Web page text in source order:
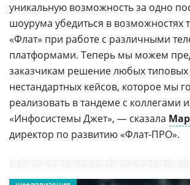
уникальную возможность за одно
шоурума убедиться в возможностях
«Флат» при работе с различными
платформами. Теперь мы можем
заказчикам решение любых типовых
нестандартных кейсов, которое мы
реализовать в тандеме с коллегами
«Инфосистемы Джет», — сказала
директор по развитию «Флат-ПРО».